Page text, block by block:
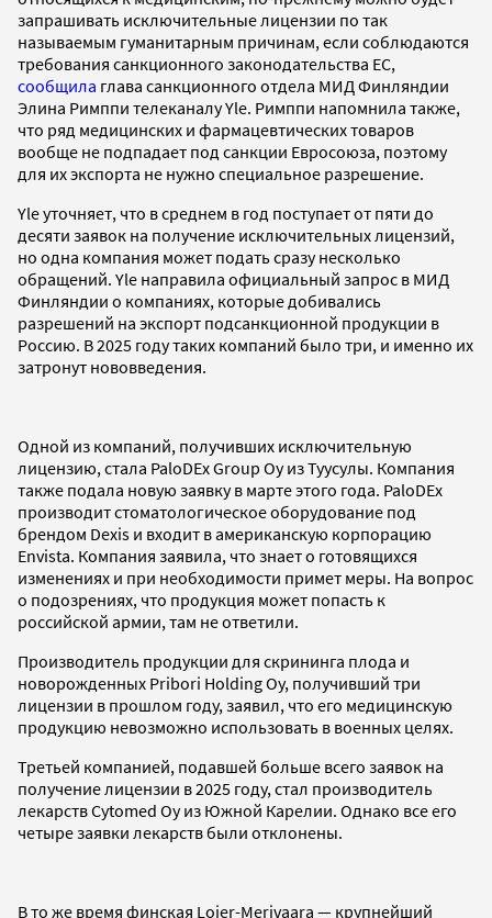
запрашивать исключительные лицензии по так
называемым гуманитарным причинам, если соблюдаются
требования санкционного законодательства ЕС,
сообщила глава санкционного отдела МИД Финляндии
Элина Римппи телеканалу Yle. Римппи напомнила также,
что ряд медицинских и фармацевтических товаров
вообще не подпадает под санкции Евросоюза, поэтому
для их экспорта не нужно специальное разрешение.
Yle уточняет, что в среднем в год поступает от пяти до
десяти заявок на получение исключительных лицензий,
но одна компания может подать сразу несколько
обращений. Yle направила официальный запрос в МИД
Финляндии о компаниях, которые добивались
разрешений на экспорт подсанкционной продукции в
Россию. В 2025 году таких компаний было три, и именно их
затронут нововведения.
Одной из компаний, получивших исключительную
лицензию, стала PaloDEx Group Oy из Туусулы. Компания
также подала новую заявку в марте этого года. PaloDEx
производит стоматологическое оборудование под
брендом Dexis и входит в американскую корпорацию
Envista. Компания заявила, что знает о готовящихся
изменениях и при необходимости примет меры. На вопрос
о подозрениях, что продукция может попасть к
российской армии, там не ответили.
Производитель продукции для скрининга плода и
новорожденных Pribori Holding Oy, получивший три
лицензии в прошлом году, заявил, что его медицинскую
продукцию невозможно использовать в военных целях.
Третьей компанией, подавшей больше всего заявок на
получение лицензии в 2025 году, стал производитель
лекарств Cytomed Oy из Южной Карелии. Однако все его
четыре заявки лекарств были отклонены.
В то же время финская Lojer-Merivaara — крупнейший